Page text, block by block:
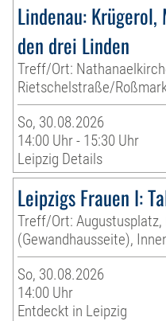
Lindenau:
den drei Linden
Treff/Ort:
Rietschelstraße/
So, 30.08.2026
14:00 Uhr - 15:30 Uhr
Leipzig Details
Leipzigs Frauen I:
Treff/Ort: Augustusplatz,
(Gewandhausseite),
So, 30.08.2026
14:00 Uhr
Entdeckt in Leipzig